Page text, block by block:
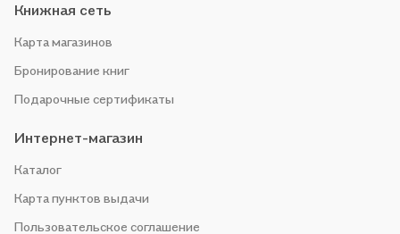
Книжная сеть
Карта магазинов
Бронирование книг
Подарочные сертификаты
Интернет-магазин
Каталог
Карта пунктов выдачи
Пользовательское соглашение